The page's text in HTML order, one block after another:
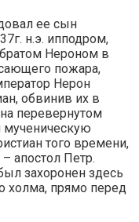
ее сын
н.э. ипподром,
Нероном в
пожара,
Нерон
обвинив их в
перевернутом
мученическую
того времени,
апостол Петр.
захоронен здесь
холма, прямо перед